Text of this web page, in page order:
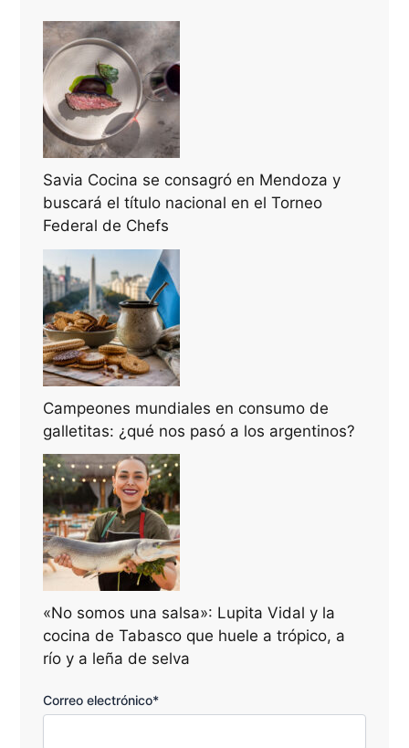
Savia Cocina se consagró en Mendoza y
buscará el título nacional en el Torneo
Federal de Chefs
Campeones mundiales en consumo de
galletitas: ¿qué nos pasó a los argentinos?
«No somos una salsa»: Lupita Vidal y la
cocina de Tabasco que huele a trópico, a
río y a leña de selva
Correo electrónico*